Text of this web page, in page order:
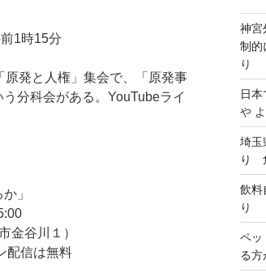
1時15分
原発と人権」集会で、「原発事
分科会がある。YouTubeライ
」
金谷川１）
配信は無料
神宮
制的
り
日
やよ
埼玉
り
飲料
り
ペッ
る方